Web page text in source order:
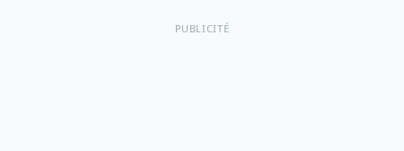
PUBLICITÉ